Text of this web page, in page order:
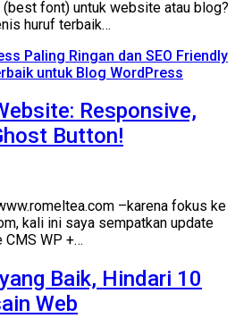
font) untuk website atau blog?
huruf terbaik…
Paling Ringan dan SEO Friendly
untuk Blog WordPress
Responsive,
Button!
–karena fokus ke
kali ini saya sempatkan update
WP +…
Baik, Hindari 10
Web